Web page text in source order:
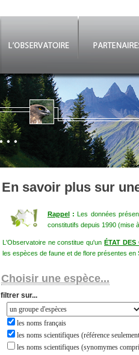
En savoir plus sur
Rappel:Les données
constitutifs depuis 1990 (mise
L'Observatoire ne constitue qu'unÉTAT DES
les espèces de faune et de flore présentes en
Choisir une espèce...
filtrer sur...
les noms français
les noms scientifiques (référence
les noms scientifiques (synomymes